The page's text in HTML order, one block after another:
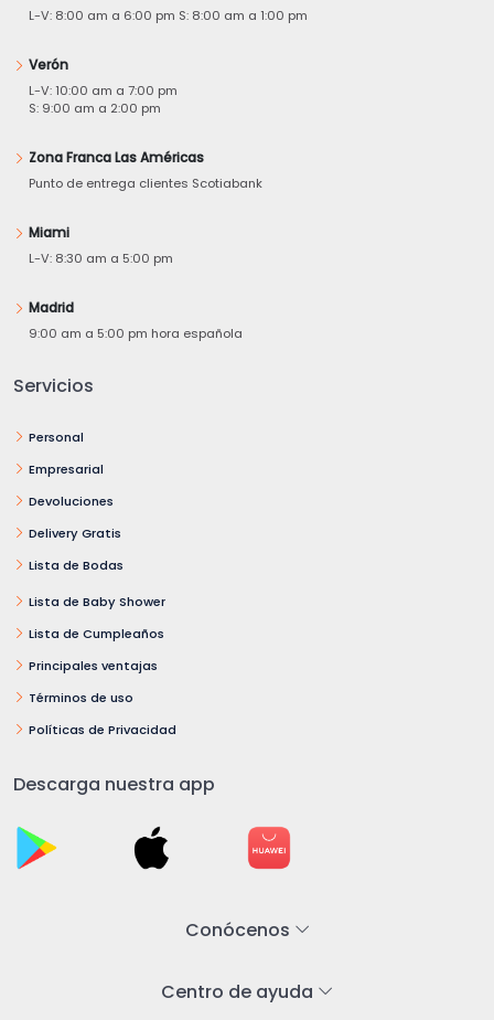
L-V: 8:00 am a 6:00 pm S: 8:00 am a 1:00 pm
Verón
L-V: 10:00 am a 7:00 pm
S: 9:00 am a 2:00 pm
Zona Franca Las Américas
Punto de entrega clientes Scotiabank
Miami
L-V: 8:30 am a 5:00 pm
Madrid
9:00 am a 5:00 pm hora española
Servicios
Personal
Empresarial
Devoluciones
Delivery Gratis
Lista de Bodas
Lista de Baby Shower
Lista de Cumpleaños
Principales ventajas
Términos de uso
Políticas de Privacidad
Descarga nuestra app
Conócenos
Centro de ayuda